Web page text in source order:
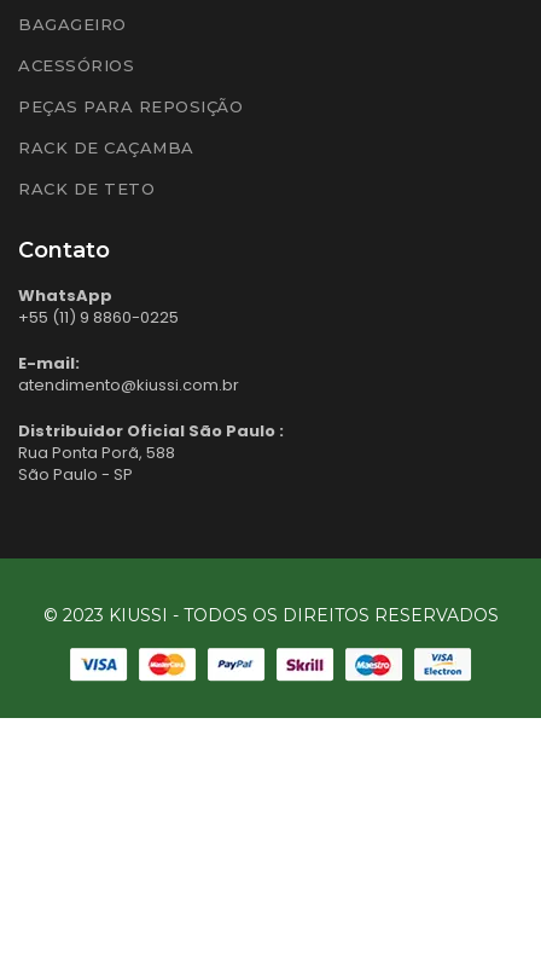
BAGAGEIRO
ACESSÓRIOS
PEÇAS PARA REPOSIÇÃO
RACK DE CAÇAMBA
RACK DE TETO
Contato
WhatsApp
+55 (11) 9 8860-0225
E-mail:
atendimento@kiussi.com.br
Distribuidor Oficial São Paulo :
Rua Ponta Porã, 588
São Paulo - SP
© 2023 KIUSSI - TODOS OS DIREITOS RESERVADOS